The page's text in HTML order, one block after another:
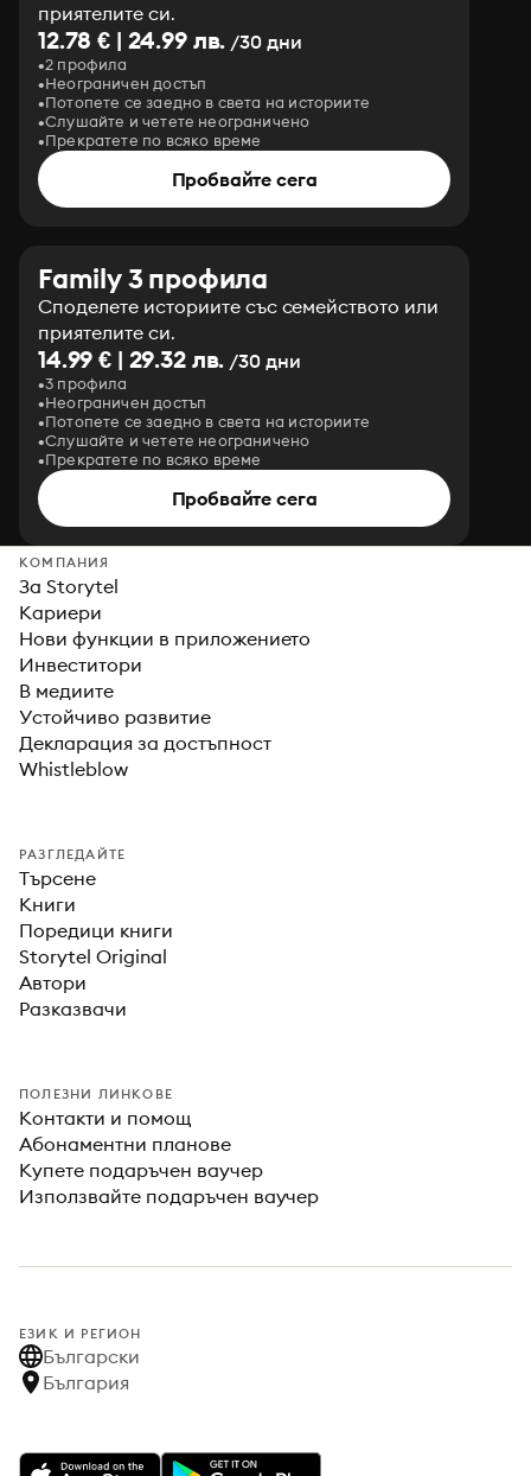
приятелите си.
12.78 € | 24.99 лв. /30 дни
2 профила
Неограничен достъп
Потопете се заедно в света на историите
Слушайте и четете неограничено
Прекратете по всяко време
Пробвайте сега
Family 3 профила
Споделете историите със семейството или
приятелите си.
14.99 € | 29.32 лв. /30 дни
3 профила
Неограничен достъп
Потопете се заедно в света на историите
Слушайте и четете неограничено
Прекратете по всяко време
Пробвайте сега
КОМПАНИЯ
За Storytel
Кариери
Нови функции в приложението
Инвеститори
В медиите
Устойчиво развитие
Декларация за достъпност
Whistleblow
РАЗГЛЕДАЙТЕ
Търсене
Книги
Поредици книги
Storytel Original
Автори
Разказвачи
ПОЛЕЗНИ ЛИНКОВЕ
Контакти и помощ
Абонаментни планове
Купете подаръчен ваучер
Използвайте подаръчен ваучер
ЕЗИК И РЕГИОН
Български
България